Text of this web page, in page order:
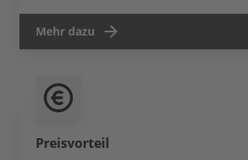
Mehr dazu
Preisvorteil